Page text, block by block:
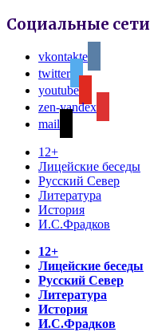
Социальные сети
vkontakte
twitter
youtube
zen-yandex
mail
12+
Лицейские беседы
Русский Север
Литература
История
И.С.Фрадков
12+
Лицейские беседы
Русский Север
Литература
История
И.С.Фрадков